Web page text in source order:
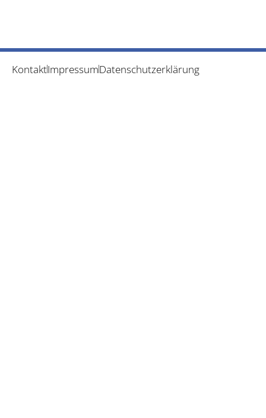
KontaktImpressumDatenschutzerklärung